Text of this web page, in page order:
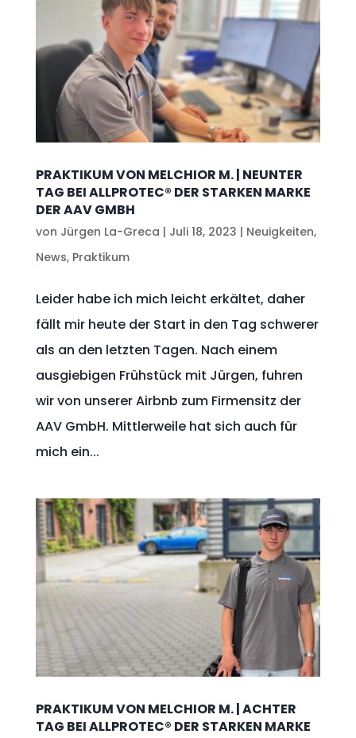
PRAKTIKUM VON MELCHIOR M. | NEUNTER
TAG BEI ALLPROTEC® DER STARKEN MARKE
DER AAV GMBH
von Jürgen La-Greca | Juli 18, 2023 | Neuigkeiten,
News, Praktikum
Leider habe ich mich leicht erkältet, daher
fällt mir heute der Start in den Tag schwerer
als an den letzten Tagen. Nach einem
ausgiebigen Frühstück mit Jürgen, fuhren
wir von unserer Airbnb zum Firmensitz der
AAV GmbH. Mittlerweile hat sich auch für
mich ein...
PRAKTIKUM VON MELCHIOR M. | ACHTER
TAG BEI ALLPROTEC® DER STARKEN MARKE